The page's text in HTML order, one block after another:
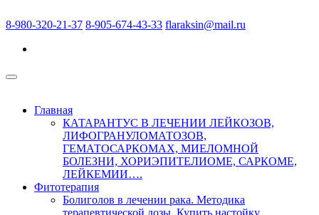
8-980-320-21-37 8-905-674-43-33 flaraksin@mail.ru
Главная
КАТАРАНТУС В ЛЕЧЕНИИ ЛЕЙКОЗОВ,
ЛИФОГРАНУЛОМАТОЗОВ,
ГЕМАТОСАРКОМАХ, МИЕЛОМНОЙ
БОЛЕЗНИ, ХОРИЭПИТЕЛИОМЕ, САРКОМЕ,
ЛЕЙКЕМИИ….
Фитотерапия
Болиголов в лечении рака. Методика
терапевтической дозы. Купить настойку